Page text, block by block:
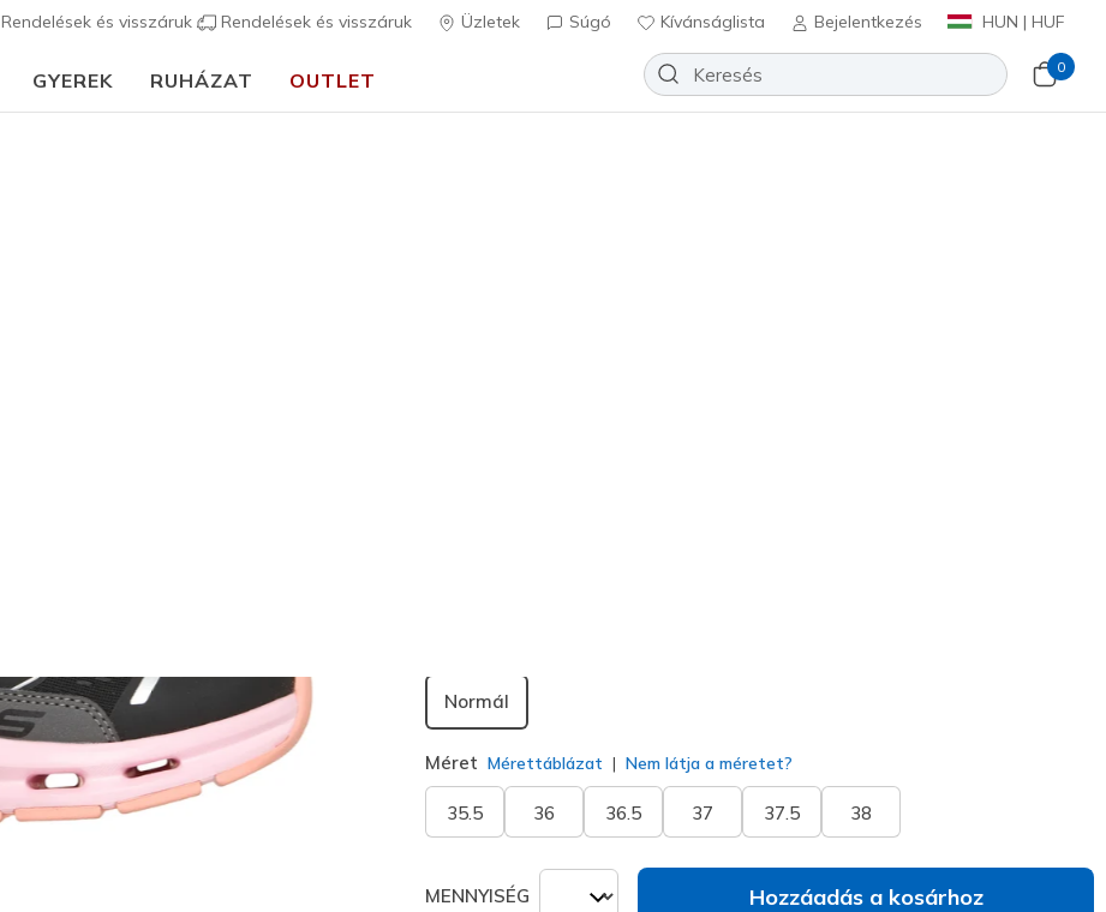
Rendelések és visszáruk Rendelések és visszáruk Üzletek Súgó Kívánságlista Bejelentkezés HUN | HUF
GYEREK RUHÁZAT OUTLET
0
Normál
Méret Mérettáblázat Nem látja a méretet?
35.5 36 36.5 37 37.5 38
MENNYISÉG Hozzáadás a kosárhoz